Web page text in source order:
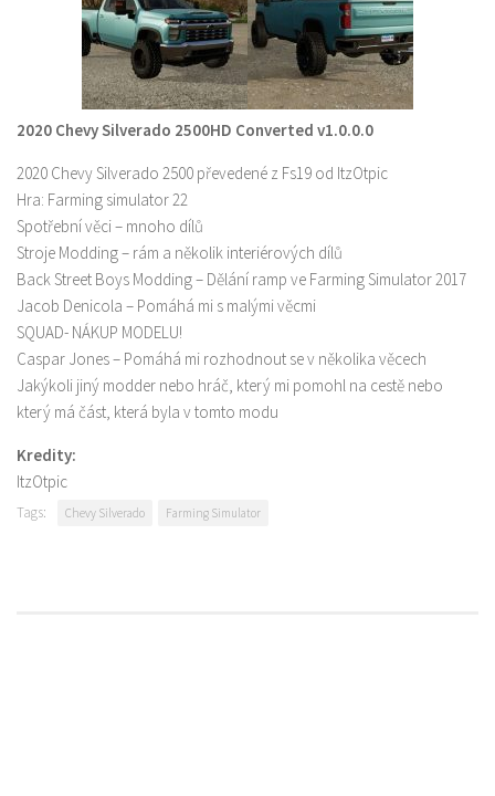
2020 Chevy Silverado 2500HD Converted v1.0.0.0
2020 Chevy Silverado 2500 převedené z Fs19 od ItzOtpic
Hra: Farming simulator 22
Spotřební věci – mnoho dílů
Stroje Modding – rám a několik interiérových dílů
Back Street Boys Modding – Dělání ramp ve Farming Simulator 2017
Jacob Denicola – Pomáhá mi s malými věcmi
SQUAD- NÁKUP MODELU!
Caspar Jones – Pomáhá mi rozhodnout se v několika věcech
Jakýkoli jiný modder nebo hráč, který mi pomohl na cestě nebo
který má část, která byla v tomto modu
Kredity:
ItzOtpic
Tags: Chevy Silverado Farming Simulator